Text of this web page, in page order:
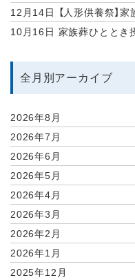
12月14日
【人形供養祭】
10月16日 家族葬ひととき
全月別アーカイブ
2026年8月
2026年7月
2026年6月
2026年5月
2026年4月
2026年3月
2026年2月
2026年1月
2025年12月